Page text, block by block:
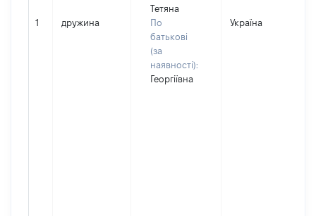
1 дружина
Тетяна
По
батькові
(за
наявності):
Георгіївна
Україна